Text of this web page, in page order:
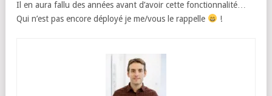
Il en aura fallu des années avant d’avoir cette fonctionnalité…
Qui n’est pas encore déployé je me/vous le rappelle
!